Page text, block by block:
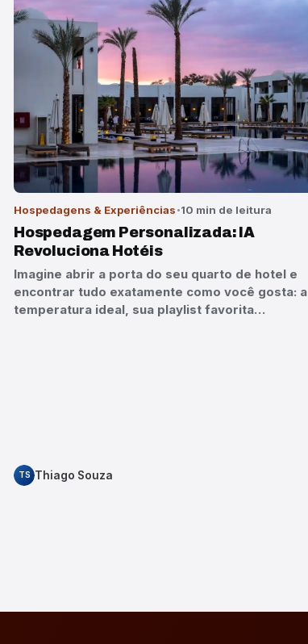
Hospedagens & Experiências 10 min de leitura
Hospedagem Personalizada: IA
Revoluciona Hotéis
Imagine abrir a porta do seu quarto de hotel e
encontrar tudo exatamente como você gosta: a
temperatura ideal, sua playlist favorita…
TS Thiago Souza